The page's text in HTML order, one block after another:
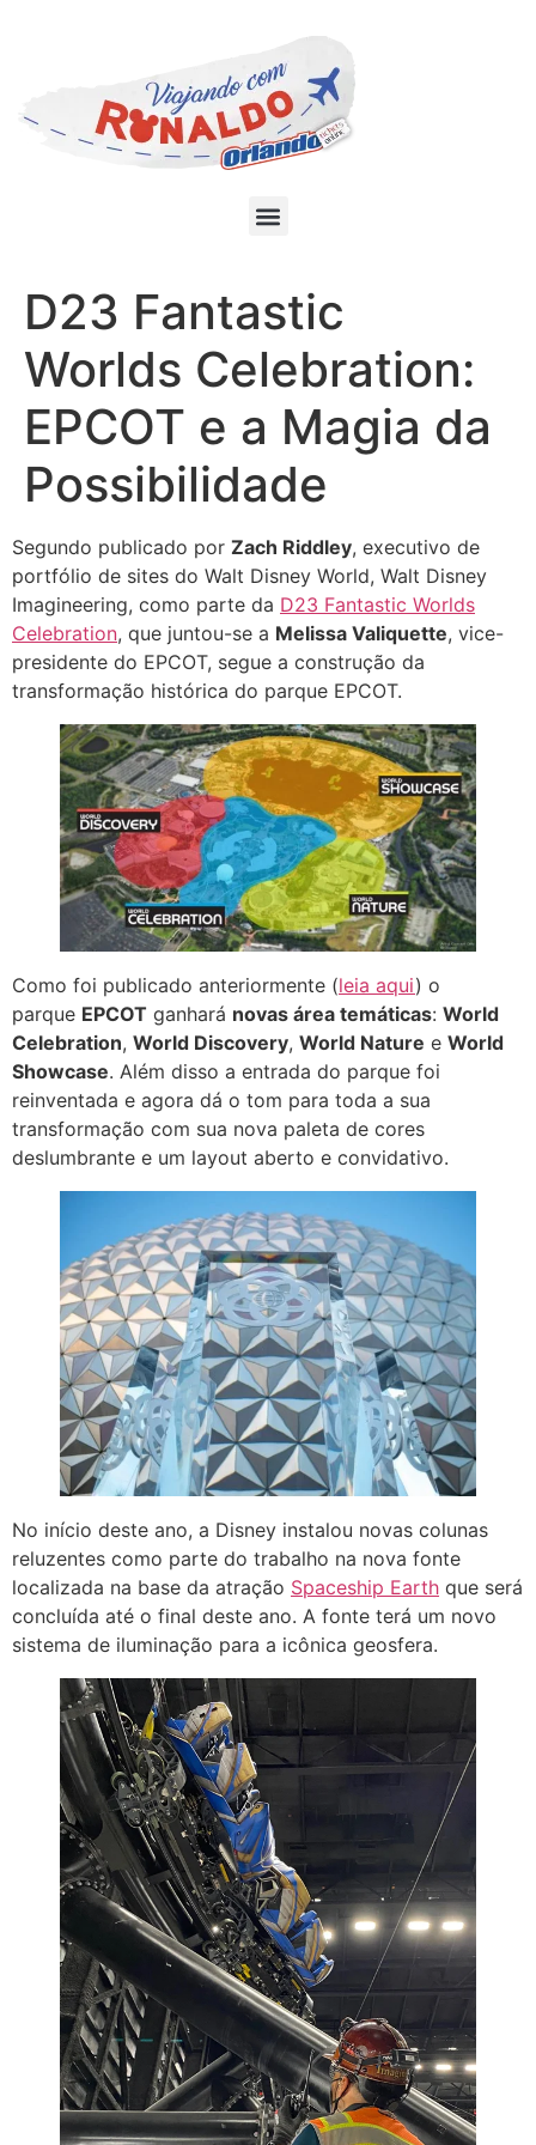
D23 Fantastic
Worlds Celebration:
EPCOT e a Magia da
Possibilidade
Segundo publicado por Zach Riddley, executivo de
portfólio de sites do Walt Disney World, Walt Disney
Imagineering, como parte da D23 Fantastic Worlds
Celebration, que juntou-se a Melissa Valiquette, vice-
presidente do EPCOT, segue a construção da
transformação histórica do parque EPCOT.
Como foi publicado anteriormente (leia aqui) o
parque EPCOT ganhará novas área temáticas: World
Celebration, World Discovery, World Nature e World
Showcase. Além disso a entrada do parque foi
reinventada e agora dá o tom para toda a sua
transformação com sua nova paleta de cores
deslumbrante e um layout aberto e convidativo.
No início deste ano, a Disney instalou novas colunas
reluzentes como parte do trabalho na nova fonte
localizada na base da atração Spaceship Earth que será
concluída até o final deste ano. A fonte terá um novo
sistema de iluminação para a icônica geosfera.